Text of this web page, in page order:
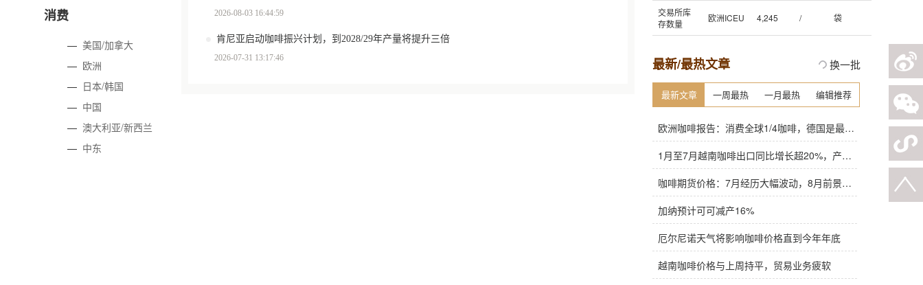
消费
—美国/加拿大
— 欧洲
— 日本/韩国
— 中国
— 澳大利亚/新西兰
— 中东
2026-08-03 16:44:59
肯尼亚启动咖啡振兴计划，到2028/29年产量将提升三倍
2026-07-31 13:17:46
交易所库
存数量
欧洲ICEU 4,245 / 袋
最新/最热文章 换一批
最新文章 一周最热 一月最热 编辑推荐
欧洲咖啡报告：消费全球1/4咖啡，德国是最大进口国，意大利在烘焙咖啡生产中领先
1月至7月越南咖啡出口同比增长超20%，产量也将是过去四年来最高
咖啡期货价格：7月经历大幅波动，8月前景依旧不明朗
加纳预计可可减产16%
厄尔尼诺天气将影响咖啡价格直到今年年底
越南咖啡价格与上周持平，贸易业务疲软